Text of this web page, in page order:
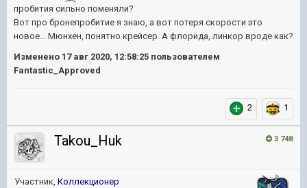
пробития сильно поменяли?
Вот про бронепробитие я знаю, а вот потеря скорости это
новое... Мюнхен, понятно крейсер. А флорида, линкор вроде как?
Изменено 17 авг 2020, 12:58:25 пользователем
Fantastic_Approved
2 1
3 748
Takou_Huk
Участник, Коллекционер